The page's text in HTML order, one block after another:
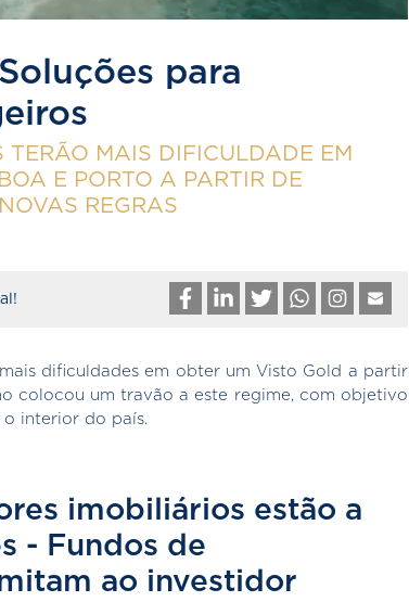
para
TERÃO MAIS DIFICULDADE EM
E PORTO A PARTIR DE
REGRAS
dificuldades em obter um Visto Gold a partir
colocou um travão a este regime, com objetivo
interior do país.
imobiliários estão a
- Fundos de
ao investidor